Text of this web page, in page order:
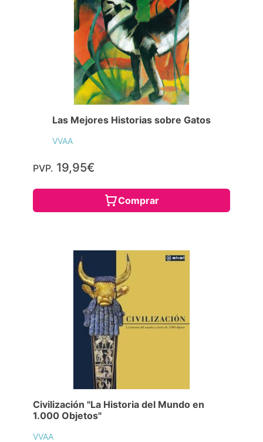
Las Mejores Historias sobre Gatos
VVAA
PVP. 19,95€
Comprar
Civilización "La Historia del Mundo en
1.000 Objetos"
VVAA